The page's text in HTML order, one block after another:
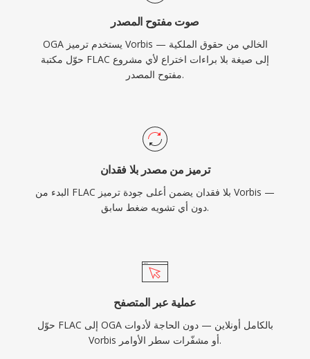
صوت مفتوح المصدر
OGA يستخدم ترميز Vorbis الخالي من حقوق الملكية —
حوّل مكتبة FLAC إلى صيغة بلا براءات اختراع لأي مشروع
مفتوح المصدر.
ترميز من مصدر بلا فقدان
البدء من FLAC بلا فقدان يضمن أعلى جودة ترميز Vorbis —
دون أي تشويه ضغط سابق.
عملية عبر المتصفح
حوّل FLAC إلى OGA بالكامل أونلاين — دون الحاجة لأدوات
Vorbis أو مشفّرات سطر الأوامر.